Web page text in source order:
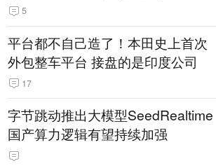
5
平台都不自己造了！本田史上首次
外包整车平台 接盘的是印度公司
17
字节跳动推出大模型SeedRealtime
国产算力逻辑有望持续加强